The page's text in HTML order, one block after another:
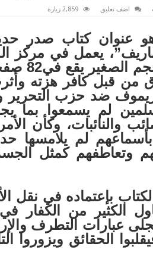
اضف تعليق 2,859 زيارة
هو عنوان كتاب صدر
يعمل في
الصغير يقع في82
من قبل كافر هزته
ضد حزب التحرير
لم يسمعوا بما
والنائبات، وكأن
بأسماعهم لم
وتعاطفهم كمثل
الكتاب بإعتماده في
الكثير من الكفار
عبارات التطرف
الحقائق ويزوروا